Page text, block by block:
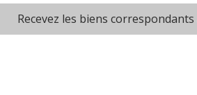
Recevez les biens